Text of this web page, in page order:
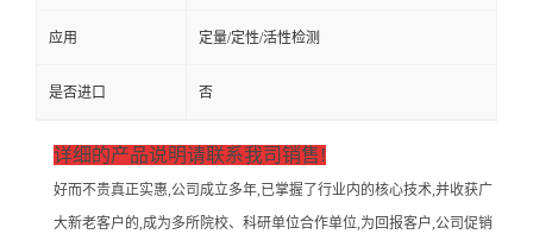
应用 定量/定性/活性检测
是否进口 否
详细的产品说明请联系我司销售!
好而不贵真正实惠,公司成立多年,已掌握了行业内的核心技术,并收获广
大新老客户的,成为多所院校、科研单位合作单位,为回报客户,公司促销